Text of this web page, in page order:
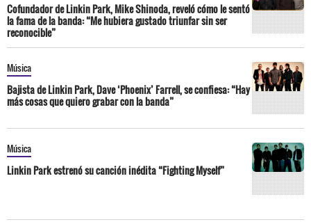
Cofundador de Linkin Park, Mike Shinoda, reveló cómo le sentó
la fama de la banda: “Me hubiera gustado triunfar sin ser
reconocible”
Música
Bajista de Linkin Park, Dave ‘Phoenix’ Farrell, se confiesa: “Hay
más cosas que quiero grabar con la banda”
Música
Linkin Park estrenó su canción inédita “Fighting Myself”